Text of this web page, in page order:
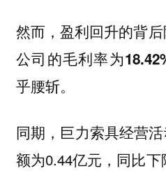
然而，盈利回升的背后
公司的毛利率为
乎腰斩。
同期，巨力索具经营
额为0.44亿元，同比